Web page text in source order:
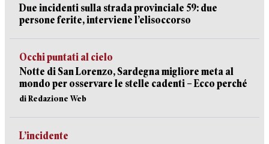
Due incidenti sulla strada provinciale 59: due
persone ferite, interviene l’elisoccorso
Occhi puntati al cielo
Notte di San Lorenzo, Sardegna migliore meta al
mondo per osservare le stelle cadenti – Ecco perché
di Redazione Web
L’incidente